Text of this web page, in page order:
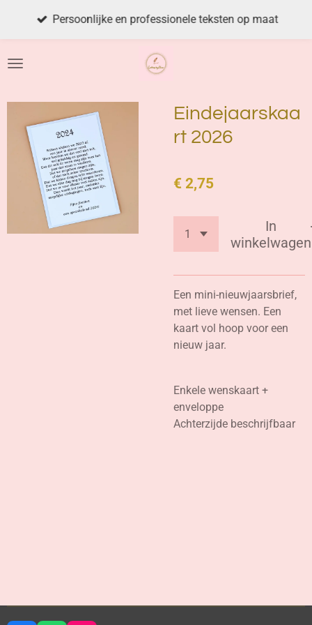
de
Persoonlijke en professionele teksten op maat
Eindejaarskaa
rt 2026
€ 2,75
In
winkelwagen
Een mini-nieuwjaarsbrief,
met lieve wensen. Een
kaart vol hoop voor een
nieuw jaar.
Enkele wenskaart +
enveloppe
Achterzijde beschrijfbaar